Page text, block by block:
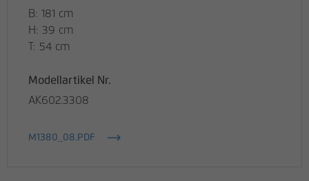
B: 181 cm
H: 39 cm
T: 54 cm
Modellartikel Nr.
AK602.3308
M1380_08.PDF